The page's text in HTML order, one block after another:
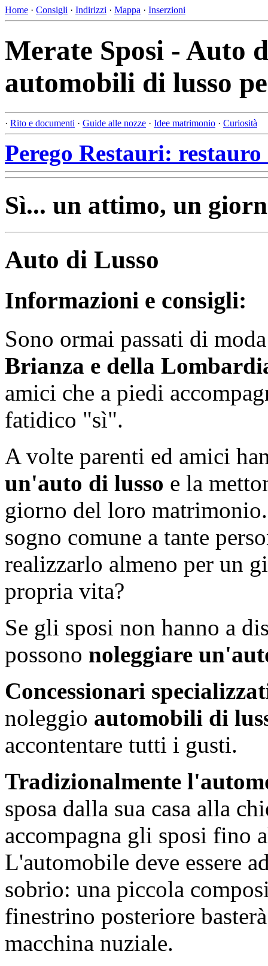
Home · Consigli · Indirizzi · Mappa · Inserzioni
Merate Sposi - Auto
automobili di lusso
· Rito e documenti · Guide alle nozze · Idee matrimonio · Curiosità
Perego Restauri:
Sì... un attimo, un
Auto di Lusso
Informazioni e consigli:
Sono ormai passati di
Brianza e della
amici che a piedi
fatidico "sì".
A volte parenti ed amici
un'auto di lusso e la
giorno del loro
sogno comune a tante
realizzarlo almeno per un
propria vita?
Se gli sposi non hanno a
possono noleggiare
Concessionari
noleggio automobili di
accontentare tutti i gusti.
Tradizionalmente
sposa dalla sua casa alla
accompagna gli sposi fino
L'automobile deve essere
sobrio: una piccola
finestrino posteriore
macchina nuziale.